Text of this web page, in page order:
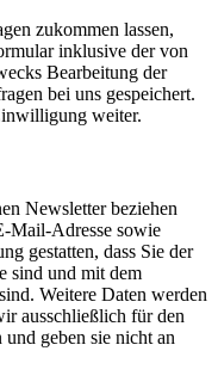
zukommen lassen,
inklusive der von
Bearbeitung der
bei uns gespeichert.
weiter.
Newsletter beziehen
Mail-Adresse sowie
gestatten, dass Sie der
sind und mit dem
Weitere Daten werden
ausschließlich für den
geben sie nicht an